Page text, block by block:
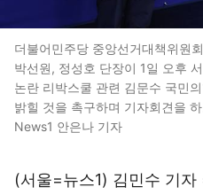
더불어민주당 중앙선거대책위원
박선원, 정성호 단장이 1일 오후
논란 리박스쿨 관련 김문수 국민
밝힐 것을 촉구하며 기자회견을
News1 안은나 기자
(서울=뉴스1) 김민수 기